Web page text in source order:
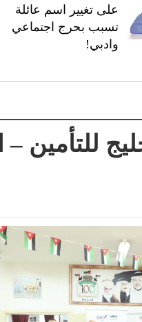
على تغيير اسم عائلة
تسبب بحرج اجتماعي
وادبي!
للتأمين –